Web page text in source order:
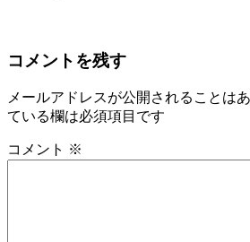
コメントを残す
メールアドレスが公開されることはあ
ている欄は必須項目です
コメント ※